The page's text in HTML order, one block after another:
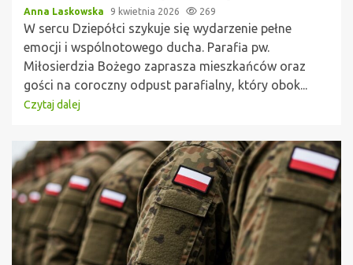
Anna Laskowska 9 kwietnia 2026 269
W sercu Dziepółci szykuje się wydarzenie pełne
emocji i wspólnotowego ducha. Parafia pw.
Miłosierdzia Bożego zaprasza mieszkańców oraz
gości na coroczny odpust parafialny, który obok...
Czytaj dalej